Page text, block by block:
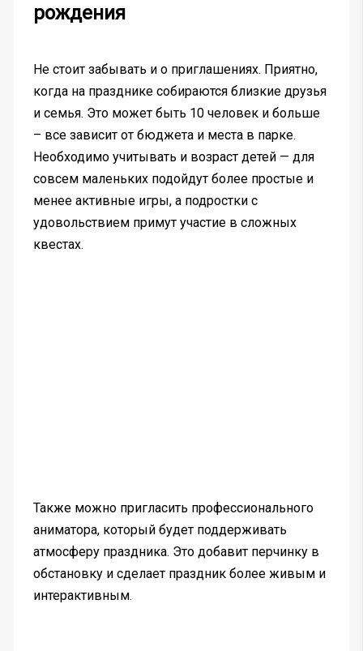
рождения
Не стоит забывать и о приглашениях. Приятно,
когда на празднике собираются близкие друзья
и семья. Это может быть 10 человек и больше
– все зависит от бюджета и места в парке.
Необходимо учитывать и возраст детей — для
совсем маленьких подойдут более простые и
менее активные игры, а подростки с
удовольствием примут участие в сложных
квестах.
Также можно пригласить профессионального
аниматора, который будет поддерживать
атмосферу праздника. Это добавит перчинку в
обстановку и сделает праздник более живым и
интерактивным.